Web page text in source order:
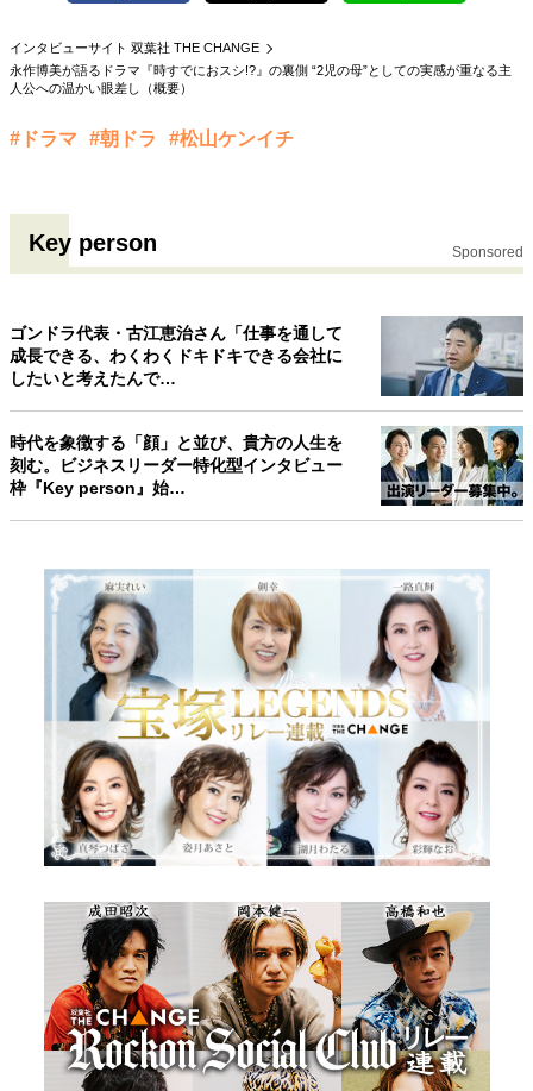
40代からの景色 50代のリアル
パートナーとの歩み方
親になるということ
熱狂できるもの
一生モノの愛用品
地域とつながる/お金との付き合い方
インタビューサイト 双葉社 THE CHANGE
永作博美が語るドラマ『時すでにおスシ!?』の裏側 “2児の母”としての実感が重なる主
人公への温かい眼差し（概要）
#ドラマ #朝ドラ #松山ケンイチ
Key person Sponsored
ゴンドラ代表・古江恵治さん「仕事を通して
成長できる、わくわくドキドキできる会社に
したいと考えたんで…
時代を象徴する「顔」と並び、貴方の人生を
刻む。ビジネスリーダー特化型インタビュー
枠『Key person』始…